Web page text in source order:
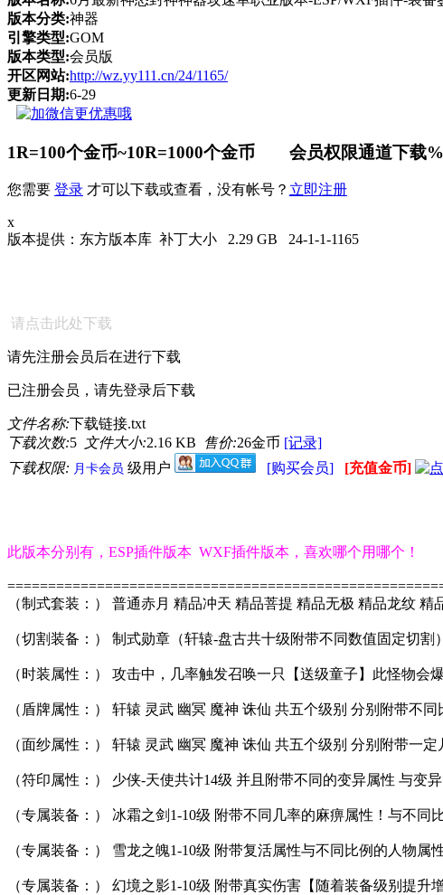
版本分类:神器
引擎类型:GOM
版本类型:会员版
开区网站:http://wz.yy111.cn/24/1165/
更新日期:6-29
1R=100个金币~10R=1000个金币 会员权限通道下载
您需要 登录 才可以下载或查看，没有帐号？ 立即注册
x
版本提供：东方版本库 补丁大小 2.29 GB 24-1-1-1165
请点击此处下载
请先注册会员后在进行下载
已注册会员，请先登录后下载
文件名称:下载链接.txt
下载次数:5 文件大小:2.16 KB 售价:26金币 [记录]
下载权限: 月卡会员 级用户 [购买会员] [充值金币]
此版本分别有，ESP插件版本 WXF插件版本，喜欢哪个用哪个！
（制式套装：） 普通赤月 精品冲天 精品菩提 精品无极 精品龙纹
（切割装备：） 制式勋章（轩辕-盘古共十级附带不同数值固定切
（时装属性：） 攻击中，几率触发召唤一只【送级童子】此怪物会
（盾牌属性：） 轩辕 灵武 幽冥 魔神 诛仙 共五个级别 分别附带不
（面纱属性：） 轩辕 灵武 幽冥 魔神 诛仙 共五个级别 分别附带一
（符印属性：） 少侠-天使共计14级 并且附带不同的变异属性 与变
（专属装备：） 冰霜之剑1-10级 附带不同几率的麻痹属性！与不同
（专属装备：） 雪龙之魄1-10级 附带复活属性与不同比例的人物属
（专属装备：） 幻境之影1-10级 附带真实伤害【随着装备级别提